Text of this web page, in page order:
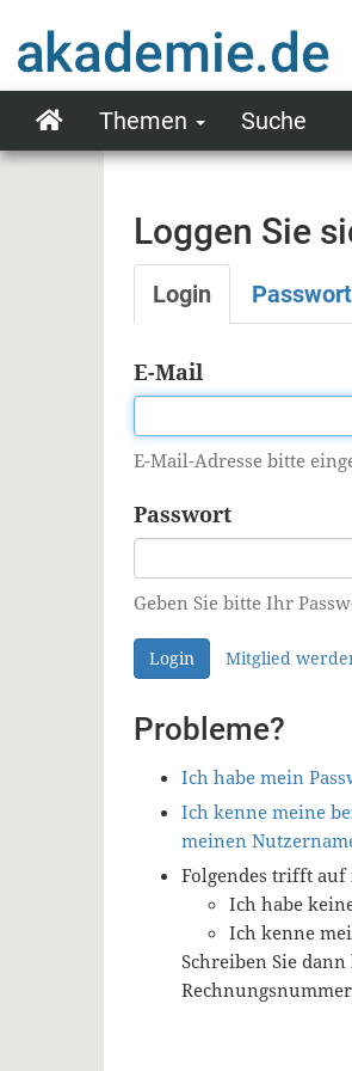
zum
Inhalt
Main
Themen Suche
Loggen Sie
Primäre
Reiter
Login
E-Mail
E-Mail-Adresse bitte
Passwort
Geben Sie bitte Ihr
Login Mitglied
Probleme?
Ich habe mein
Ich kenne meine
meinen
Folgendes trifft auf
Ich habe
Ich kenne
Schreiben Sie